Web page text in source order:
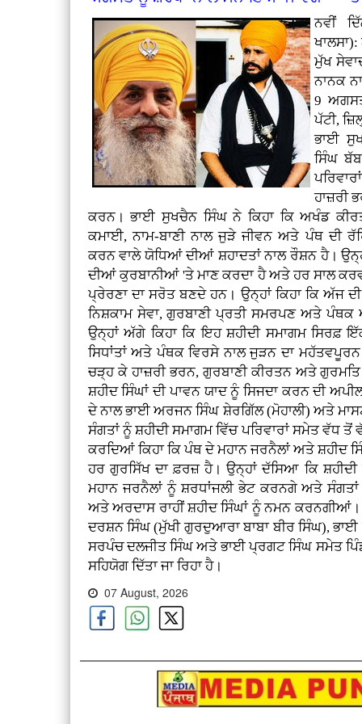
ਨਵੀਂ
ਮੁੱਖ
ਨਾਨਕ
9
ਪੱਟੀ,
ਭਾਈ
ਸਿੰਘ
ਹਾਜ਼ਰੀ
ਕਰਨ। ਭਾਈ ਸੁਖਚੈਨ ਸਿੰਘ ਨੇ ਕਿਹਾ ਕਿ ਅਖੰਡ
ਕਮਾਈ, ਨਾਮ-ਬਾਣੀ ਨਾਲ ਜੁੜੇ ਜੀਵਨ ਅਤੇ ਪੰਥ ਦੀ
ਕਰਨ ਵਾਲੇ ਯੋਧਿਆਂ ਦੀਆਂ ਸ਼ਹਾਦਤਾਂ ਨਾਲ ਰੌਸ਼ਨ ਹੈ।
ਦੀਆਂ ਕੁਰਬਾਨੀਆਂ 'ਤੇ ਮਾਣ ਕਰਦਾ ਹੈ ਅਤੇ ਹਰ ਸਾਲ
ਪ੍ਰੇਰਣਾ ਦਾ ਸਰੋਤ ਬਣਦੇ ਹਨ। ਉਨ੍ਹਾਂ ਕਿਹਾ ਕਿ ਅੱਜ
ਨਿਸ਼ਕਾਮ ਸੇਵਾ, ਗੁਰਬਾਣੀ ਪ੍ਰਤੀ ਸਮਰਪਣ ਅਤੇ
ਉਨ੍ਹਾਂ ਅੱਗੇ ਕਿਹਾ ਕਿ ਇਹ ਸ਼ਹੀਦੀ ਸਮਾਗਮ ਸਿਰਫ਼
ਸਿਧਾਂਤਾਂ ਅਤੇ ਪੰਥਕ ਵਿਰਸੇ ਨਾਲ ਜੁੜਨ ਦਾ
ਚੜ੍ਹ ਕੇ ਹਾਜ਼ਰੀ ਭਰਨ, ਗੁਰਬਾਣੀ ਕੀਰਤਨ ਅਤੇ
ਸ਼ਹੀਦ ਸਿੰਘਾਂ ਦੀ ਪਾਵਨ ਯਾਦ ਨੂੰ ਸਿਜਦਾ ਕਰਨ ਦੀ
ਦੇ ਨਾਲ ਭਾਈ ਅਰਜਨ ਸਿੰਘ ਸ਼ੇਰਗਿੱਲ (ਮੋਹਾਲੀ) ਅਤੇ
ਸੰਗਤਾਂ ਨੂੰ ਸ਼ਹੀਦੀ ਸਮਾਗਮ ਵਿੱਚ ਪਰਿਵਾਰਾਂ ਸਮੇਤ ਵੱਧ ਤੋਂ
ਕਰਦਿਆਂ ਕਿਹਾ ਕਿ ਪੰਥ ਦੇ ਮਹਾਨ ਜਰਨੈਲਾਂ ਅਤੇ ਸ਼ਹੀਦ
ਹਰ ਗੁਰਸਿੱਖ ਦਾ ਫ਼ਰਜ਼ ਹੈ। ਉਨ੍ਹਾਂ ਦੱਸਿਆ ਕਿ
ਮਹਾਨ ਜਰਨੈਲਾਂ ਨੂੰ ਸ਼ਰਧਾਂਜਲੀ ਭੇਟ ਕਰਨਗੇ ਅਤੇ ਸੰਗਤਾਂ
ਅਤੇ ਅਰਦਾਸ ਰਾਹੀਂ ਸ਼ਹੀਦ ਸਿੰਘਾਂ ਨੂੰ ਨਮਨ
ਦਰਸ਼ਨ ਸਿੰਘ (ਮੁੱਖੀ ਗੁਰਦੁਆਰਾ ਬਾਬਾ ਬੀਰ ਸਿੰਘ),
ਸਰਪੰਚ ਦਲਜੀਤ ਸਿੰਘ ਅਤੇ ਭਾਈ ਪ੍ਰਗਟ ਸਿੰਘ ਸਮੇਤ
ਸਹਿਯੋਗ ਦਿੱਤਾ ਜਾ ਰਿਹਾ ਹੈ।
07 August, 2026